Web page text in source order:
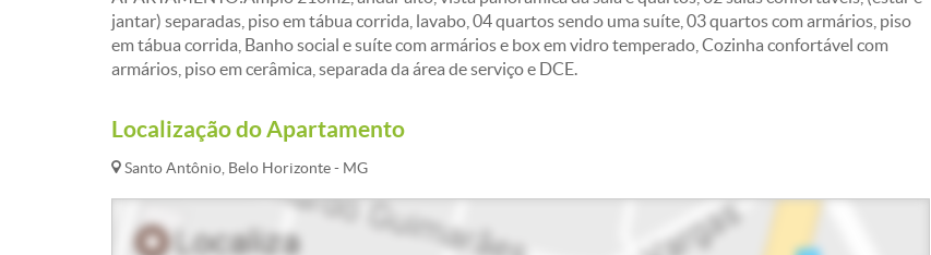
jantar) separadas, piso em tábua corrida, lavabo, 04 quartos sendo uma suíte, 03 quartos com armários, piso
em tábua corrida, Banho social e suíte com armários e box em vidro temperado, Cozinha confortável com
armários, piso em cerâmica, separada da área de serviço e DCE.
Localização do Apartamento
Santo Antônio, Belo Horizonte - MG